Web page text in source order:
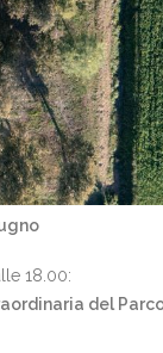
18.00:
del